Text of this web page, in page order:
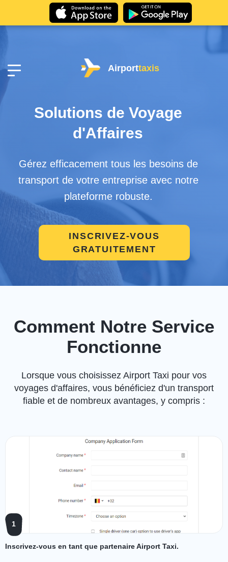
Airporttaxis
Solutions de Voyage
d'Affaires
Gérez efficacement tous les besoins de
transport de votre entreprise avec notre
plateforme robuste.
INSCRIVEZ-VOUS
GRATUITEMENT
Comment Notre Service
Fonctionne
Lorsque vous choisissez Airport Taxi pour vos
voyages d'affaires, vous bénéficiez d'un transport
fiable et de nombreux avantages, y compris :
1
Inscrivez-vous en tant que partenaire Airport Taxi.